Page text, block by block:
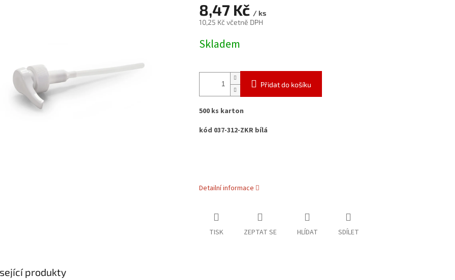
8,47 Kč / ks
10,25 Kč včetně DPH
cena:
Skladem
Přidat do košíku
500 ks karton
kód 037-312-ZKR bílá
Detailní informace
TISK ZEPTAT SE HLÍDAT SDÍLET
produkty